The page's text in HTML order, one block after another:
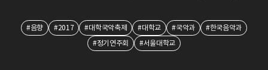
#음향 #2017 #대학국악축제 #대학교 #국악과
#한국음악과
#정기연주회
#서울대학교